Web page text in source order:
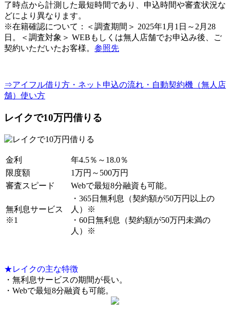
了時点から計測した最短時間であり、申込時間や審査状況な
どにより異なります。
※在籍確認について：＜調査期間＞ 2025年1月1日～2月28
日。＜調査対象＞ WEBもしくは無人店舗でお申込み後、ご
契約いただいたお客様。 参照先
⇒アイフル借り方・ネット申込の流れ・自動契約機（無人店
舗）使い方
レイクで10万円借りる
金利
年4.5％～18.0％
限度額
1万円～500万円
審査スピード
Webで最短8分融資も可能。
無利息サービス
※1
・365日無利息（契約額が50万円以上の
人）※
・60日無利息（契約額が50万円未満の
人）※
★レイクの主な特徴
・無利息サービスの期間が長い。
・Webで最短8分融資も可能。